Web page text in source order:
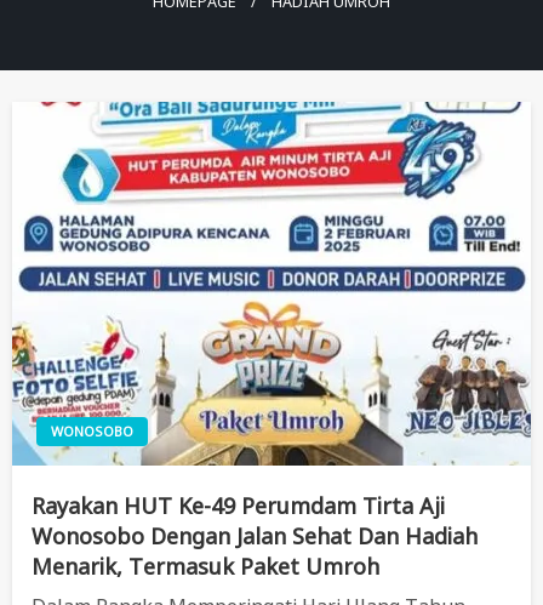
WONOSOBO
Rayakan HUT Ke-49 Perumdam Tirta Aji
Wonosobo Dengan Jalan Sehat Dan Hadiah
Menarik, Termasuk Paket Umroh